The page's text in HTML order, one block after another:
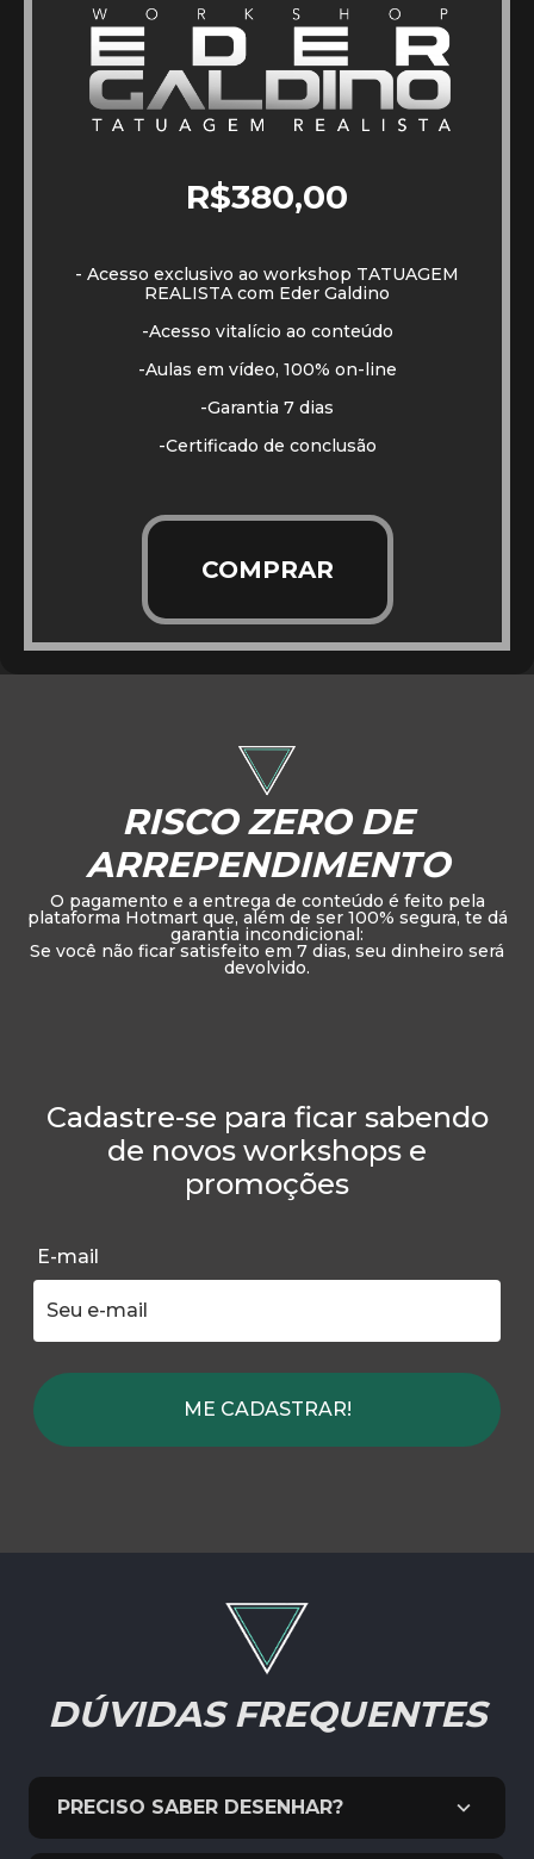
R$380,00
- Acesso exclusivo ao workshop TATUAGEM
REALISTA com Eder Galdino
-Acesso vitalício ao conteúdo
-Aulas em vídeo, 100% on-line
-Garantia 7 dias
-Certificado de conclusão
COMPRAR
RISCO ZERO DE
ARREPENDIMENTO
O pagamento e a entrega de conteúdo é feito pela
plataforma Hotmart que, além de ser 100% segura, te dá
garantia incondicional:
Se você não ficar satisfeito em 7 dias, seu dinheiro será
devolvido.
Cadastre-se para ficar sabendo
de novos workshops e
promoções
E-mail
ME CADASTRAR!
DÚVIDAS FREQUENTES
PRECISO SABER DESENHAR?